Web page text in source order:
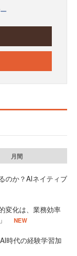
月間
のか？AIネイティブ
変化は、業務効率
NEW
時代の経験学習加